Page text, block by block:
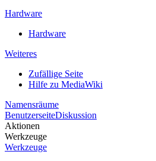
Hardware
Hardware
Weiteres
Zufällige Seite
Hilfe zu MediaWiki
Namensräume
BenutzerseiteDiskussion
Aktionen
Werkzeuge
Werkzeuge